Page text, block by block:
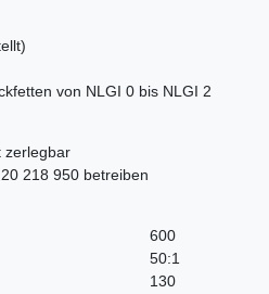
von NLGI 0 bis NLGI 2
zerlegbar
218 950 betreiben
600
50:1
130